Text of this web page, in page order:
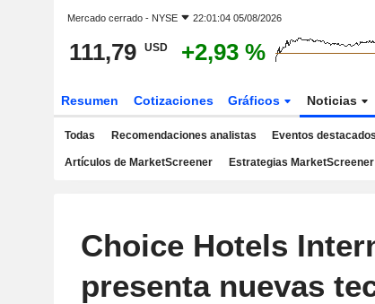
Mercado cerrado - NYSE 22:01:04 05/08/2026
111,79 USD +2,93 %
Resumen Cotizaciones Gráficos Noticias
Todas Recomendaciones analistas Eventos destacados
Artículos de MarketScreener Estrategias MarketScreener
Choice Hotels
presenta nuevas